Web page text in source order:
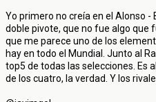
Yo primero no creía en el Alonso -
doble pivote, que no fue algo que
que me parece uno de los
hay en todo el Mundial. Junto al
top5 de todas las selecciones. Es
de los cuatro, la verdad. Y los